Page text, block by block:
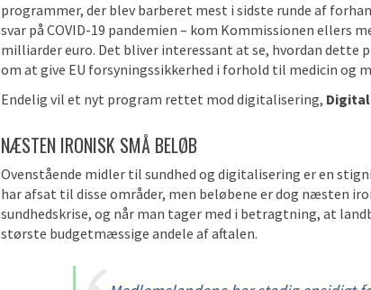
programmer, der blev barberet mest i sidste runde af
svar på COVID-19 pandemien – kom Kommissionen ellers
milliarder euro. Det bliver interessant at se, hvordan dette
om at give EU forsyningssikkerhed i forhold til medicin og
Endelig vil et nyt program rettet mod digitalisering,
NÆSTEN IRONISK SMÅ BELØB
Ovenstående midler til sundhed og digitalisering er en
har afsat til disse områder, men beløbene er dog næsten
sundhedskrise, og når man tager med i betragtning, at
største budgetmæssige andele af aftalen.